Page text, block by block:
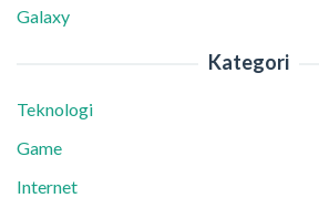
Galaxy
Kategori
Teknologi
Game
Internet